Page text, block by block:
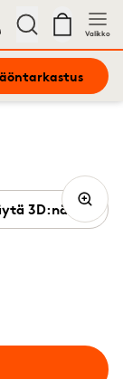
Valikko
3D:nä